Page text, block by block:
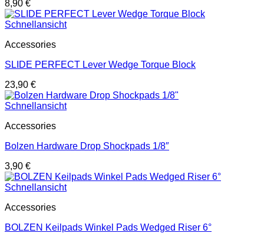
8,90 €
Schnellansicht
Accessories
SLIDE PERFECT Lever Wedge Torque Block
23,90 €
Schnellansicht
Accessories
Bolzen Hardware Drop Shockpads 1/8″
3,90 €
Schnellansicht
Accessories
BOLZEN Keilpads Winkel Pads Wedged Riser 6°